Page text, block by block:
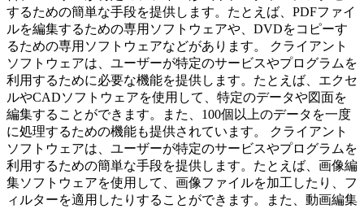
するための簡単な手段を提供します。たとえば、PDFファイ
ルを編集するための専用ソフトウェアや、DVDをコピーす
るための専用ソフトウェアなどがあります。 クライアント
ソフトウェアは、ユーザーが特定のサービスやプログラムを
利用するために必要な機能を提供します。たとえば、エクセ
ルやCADソフトウェアを使用して、特定のデータや図面を
編集することができます。また、100個以上のデータを一度
に処理するための機能も提供されています。 クライアント
ソフトウェアは、ユーザーが特定のサービスやプログラムを
利用するための簡単な手段を提供します。たとえば、画像編
集ソフトウェアを使用して、画像ファイルを加工したり、フ
ィルターを適用したりすることができます。また、動画編集